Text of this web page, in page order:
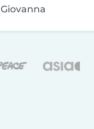
Giovanna